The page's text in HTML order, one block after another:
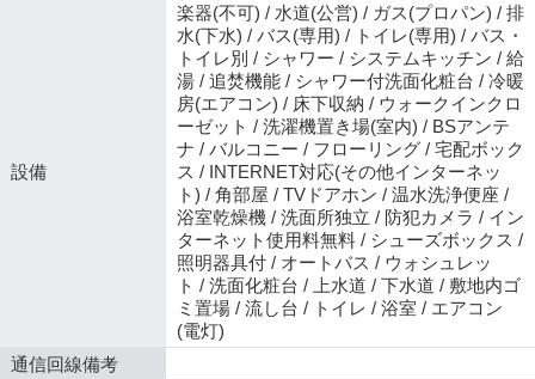
設備
楽器(不可) / 水道(公営) / ガス(プロパン) / 排
水(下水) / バス(専用) / トイレ(専用) / バス・
トイレ別 / シャワー / システムキッチン / 給
湯 / 追焚機能 / シャワー付洗面化粧台 / 冷暖
房(エアコン) / 床下収納 / ウォークインクロ
ーゼット / 洗濯機置き場(室内) / BSアンテ
ナ / バルコニー / フローリング / 宅配ボック
ス / INTERNET対応(その他インターネッ
ト) / 角部屋 / TVドアホン / 温水洗浄便座 /
浴室乾燥機 / 洗面所独立 / 防犯カメラ / イン
ターネット使用料無料 / シューズボックス /
照明器具付 / オートバス / ウォシュレッ
ト / 洗面化粧台 / 上水道 / 下水道 / 敷地内ゴ
ミ置場 / 流し台 / トイレ / 浴室 / エアコン
(電灯)
通信回線備考